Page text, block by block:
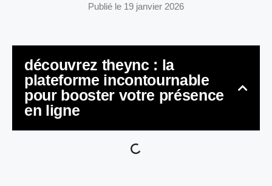
Publié le 19 janvier 2026
découvrez theync : la
plateforme incontournable
pour booster votre présence
en ligne